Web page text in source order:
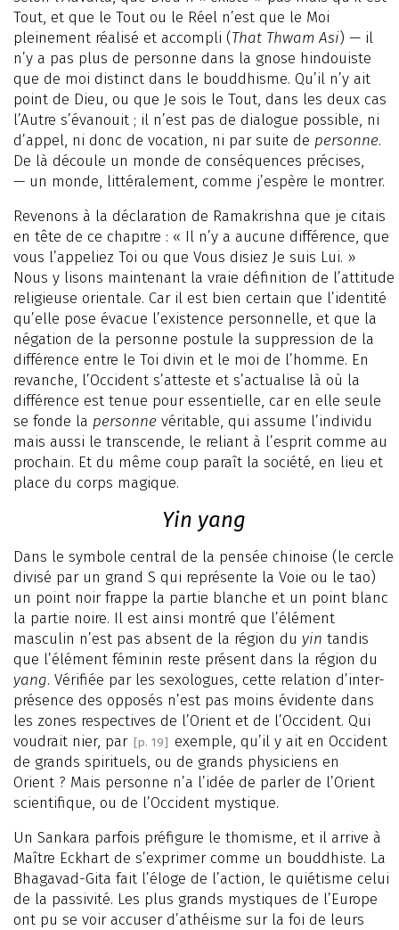
Tout, et que le Tout ou le Réel n’est que le Moi
pleinement réalisé et accompli (That Thwam Asi) — il
n’y a pas plus de personne dans la gnose hindouiste
que de moi distinct dans le bouddhisme. Qu’il n’y ait
point de Dieu, ou que Je sois le Tout, dans les deux cas
l’Autre s’évanouit ; il n’est pas de dialogue possible, ni
d’appel, ni donc de vocation, ni par suite de personne.
De là découle un monde de conséquences précises,
— un monde, littéralement, comme j’espère le montrer.
Revenons à la déclaration de Ramakrishna que je citais
en tête de ce chapitre : « Il n’y a aucune différence, que
vous l’appeliez Toi ou que Vous disiez Je suis Lui. »
Nous y lisons maintenant la vraie définition de l’attitude
religieuse orientale. Car il est bien certain que l’identité
qu’elle pose évacue l’existence personnelle, et que la
négation de la personne postule la suppression de la
différence entre le Toi divin et le moi de l’homme. En
revanche, l’Occident s’atteste et s’actualise là où la
différence est tenue pour essentielle, car en elle seule
se fonde la personne véritable, qui assume l’individu
mais aussi le transcende, le reliant à l’esprit comme au
prochain. Et du même coup paraît la société, en lieu et
place du corps magique.
Yin yang
Dans le symbole central de la pensée chinoise (le cercle
divisé par un grand S qui représente la Voie ou le tao)
un point noir frappe la partie blanche et un point blanc
la partie noire. Il est ainsi montré que l’élément
masculin n’est pas absent de la région du yin tandis
que l’élément féminin reste présent dans la région du
yang. Vérifiée par les sexologues, cette relation d’inter-
présence des opposés n’est pas moins évidente dans
les zones respectives de l’Orient et de l’Occident. Qui
voudrait nier, par [p. 19] exemple, qu’il y ait en Occident
de grands spirituels, ou de grands physiciens en
Orient ? Mais personne n’a l’idée de parler de l’Orient
scientifique, ou de l’Occident mystique.
Un Sankara parfois préfigure le thomisme, et il arrive à
Maître Eckhart de s’exprimer comme un bouddhiste. La
Bhagavad-Gita fait l’éloge de l’action, le quiétisme celui
de la passivité. Les plus grands mystiques de l’Europe
ont pu se voir accuser d’athéisme sur la foi de leurs